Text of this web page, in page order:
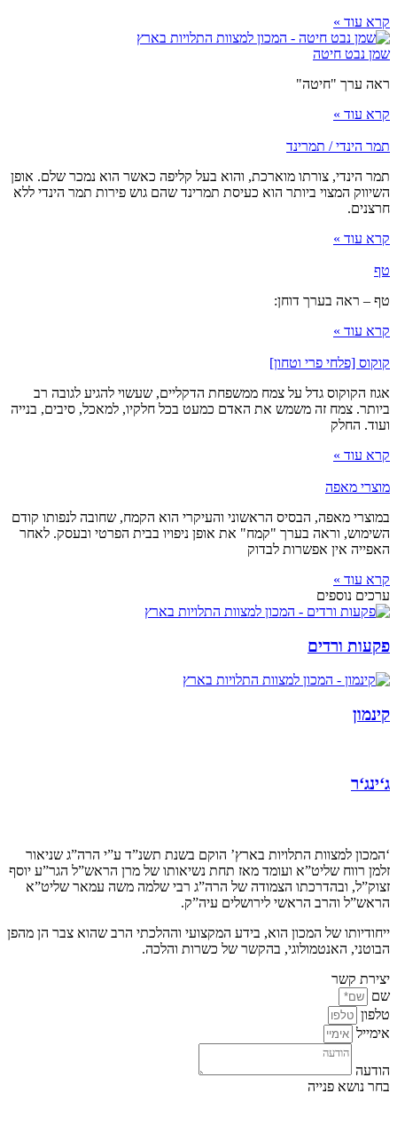
קרא עוד »
שמן נבט חיטה
ראה ערך "חיטה"
קרא עוד »
תמר הינדי / תמרינד
תמר הינדי, צורתו מוארכת, והוא בעל קליפה כאשר הוא נמכר שלם. אופן
השיווק המצוי ביותר הוא כעיסת תמרינד שהם גוש פירות תמר הינדי ללא
חרצנים.
קרא עוד »
טף
טף – ראה בערך דוחן:
קרא עוד »
קוקוס [פלחי פרי וטחון]
אגוז הקוקוס גדל על צמח ממשפחת הדקליים, שעשוי להגיע לגובה רב
ביותר. צמח זה משמש את האדם כמעט בכל חלקיו, למאכל, סיבים, בנייה
ועוד. החלק
קרא עוד »
מוצרי מאפה
במוצרי מאפה, הבסיס הראשוני והעיקרי הוא הקמח, שחובה לנפותו קודם
השימוש, וראה בערך "קמח" את אופן ניפויו בבית הפרטי ובעסק. לאחר
האפייה אין אפשרות לבדוק
קרא עוד »
ערכים נוספים
פקעות ורדים
קינמון
ג‘ינג‘ר
‘המכון למצוות התלויות בארץ’ הוקם בשנת תשנ”ד ע”י הרה”ג שניאור
זלמן רווח שליט”א ועומד מאז תחת נשיאותו של מרן הראש”ל הגר”ע יוסף
זצוק”ל, ובהדרכתו הצמודה של הרה”ג רבי שלמה משה עמאר שליט”א
הראש”ל והרב הראשי לירושלים עיה”ק.
ייחודיותו של המכון הוא, בידע המקצועי וההלכתי הרב שהוא צבר הן מהפן
הבוטני, האנטמולוגי, בהקשר של כשרות והלכה.
יצירת קשר
שם
טלפון
אימייל
הודעה
בחר נושא פנייה